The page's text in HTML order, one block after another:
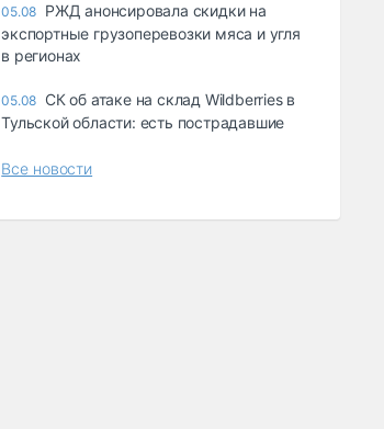
05.08 РЖД анонсировала скидки на
экспортные грузоперевозки мяса и угля
в регионах
05.08 СК об атаке на склад Wildberries в
Тульской области: есть пострадавшие
Все новости